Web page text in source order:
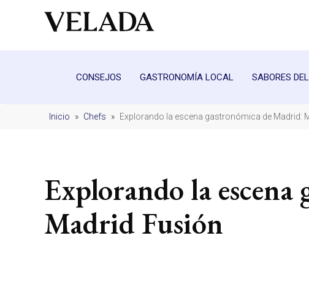
CONSEJOS GASTRONOMÍA LOCAL SABORES
Inicio » Chefs » Explorando la escena gastronómica de Madrid:
Explorando la
Madrid Fusión